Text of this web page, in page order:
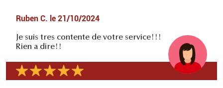
Ruben C. le 21/10/2024
Je suis tres contente de votre service!!!
Rien a dire!!